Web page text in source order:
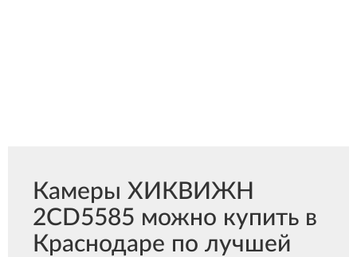
Камеры ХИКВИЖН
2CD5585 можно купить в
Краснодаре по лучшей